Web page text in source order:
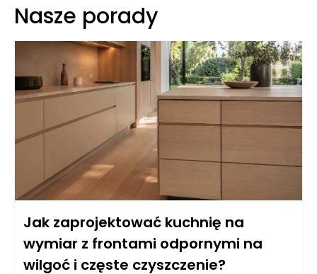
Nasze porady
Jak zaprojektować kuchnię na
wymiar z frontami odpornymi na
wilgoć i częste czyszczenie?